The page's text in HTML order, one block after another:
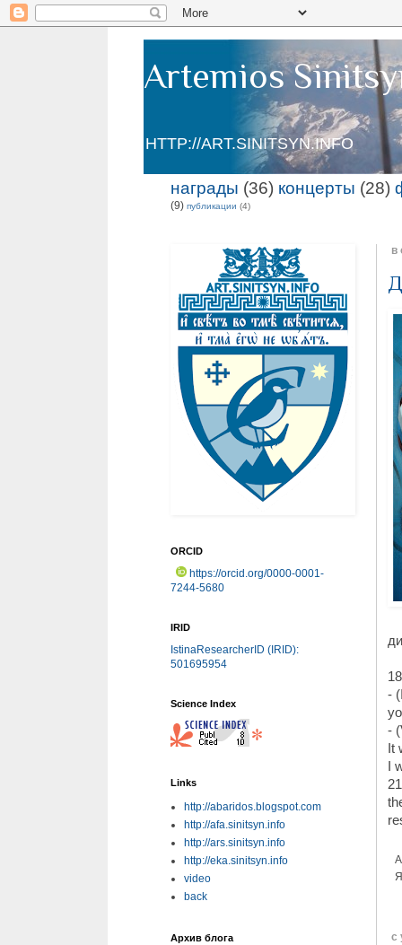
Artemios
HTTP://ART.SINITSYN.INFO
награды (36) концерты (28)
(9) публикации (4)
-
-
It
I
ORCID
https://orcid.org/0000-0001-
7244-5680
IRID
IstinaResearcherID (IRID):
501695954
Science Index
Links
http://abaridos.blogspot.com
http://afa.sinitsyn.info
http://ars.sinitsyn.info
http://eka.sinitsyn.info
video
back
Архив блога